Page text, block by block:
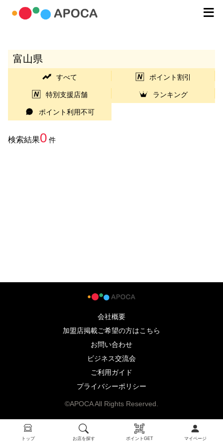
トップ お店を探す ポイントGET マイページ
富山県
すべて ポイント割引
特別支援店舗 ランキング
ポイント利用不可
検索結果0 件
会社概要
加盟店掲載ご希望の方はこちら
お問い合わせ
ビジネス交流会
ご利用ガイド
プライバシーポリシー
©APOCA All Rights Reserved.